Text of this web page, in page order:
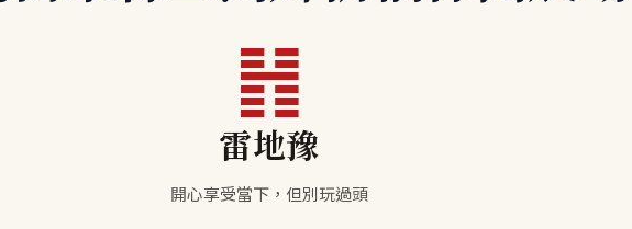
䷏
雷地豫
開心享受當下，但別玩過頭